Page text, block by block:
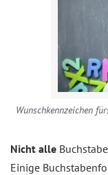
Wunschkennzeichen
Nicht alle
Einige